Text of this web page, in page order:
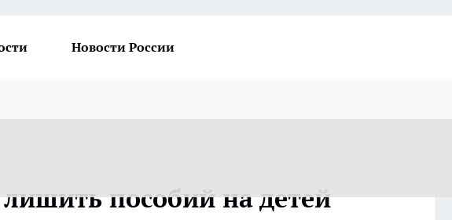
Новости России
пособий на детей